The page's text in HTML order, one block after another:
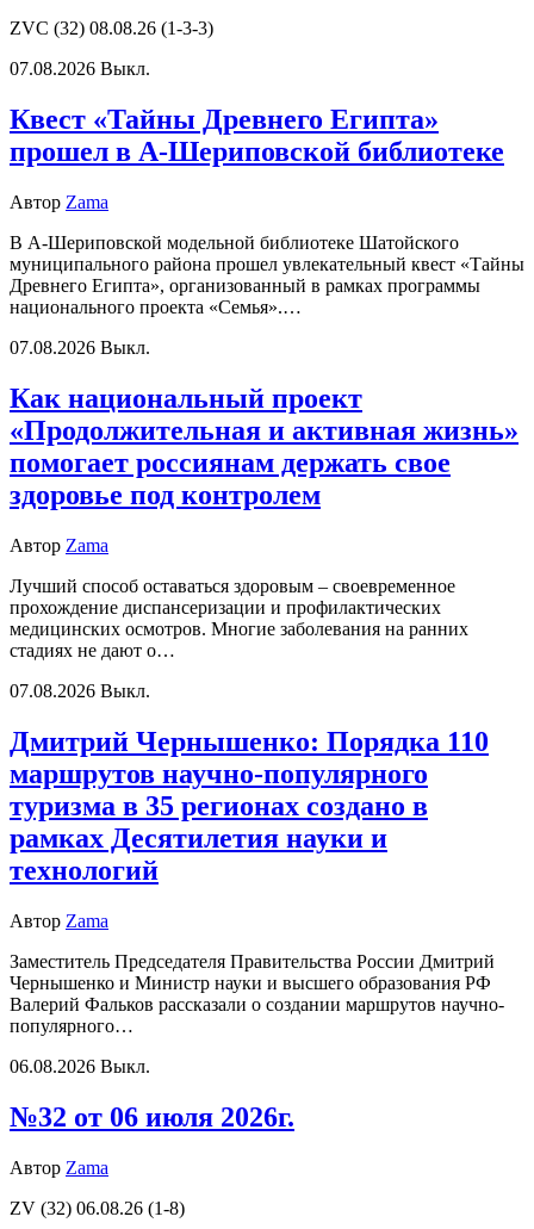
ZVC (32) 08.08.26 (1-3-3)
07.08.2026 Выкл.
Квест «Тайны Древнего Египта»
прошел в А-Шериповской библиотеке
Автор Zama
В А-Шериповской модельной библиотеке Шатойского
муниципального района прошел увлекательный квест «Тайны
Древнего Египта», организованный в рамках программы
национального проекта «Семья».…
07.08.2026 Выкл.
Как национальный проект
«Продолжительная и активная жизнь»
помогает россиянам держать свое
здоровье под контролем
Автор Zama
Лучший способ оставаться здоровым – своевременное
прохождение диспансеризации и профилактических
медицинских осмотров. Многие заболевания на ранних
стадиях не дают о…
07.08.2026 Выкл.
Дмитрий Чернышенко: Порядка 110
маршрутов научно-популярного
туризма в 35 регионах создано в
рамках Десятилетия науки и
технологий
Автор Zama
Заместитель Председателя Правительства России Дмитрий
Чернышенко и Министр науки и высшего образования РФ
Валерий Фальков рассказали о создании маршрутов научно-
популярного…
06.08.2026 Выкл.
№32 от 06 июля 2026г.
Автор Zama
ZV (32) 06.08.26 (1-8)